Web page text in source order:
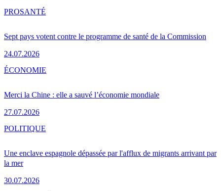
Sept pays votent contre le programme de santé de la Commission
24.07.2026
PROSANTÉ
Merci la Chine : elle a sauvé l’économie mondiale
27.07.2026
ÉCONOMIE
Une enclave espagnole dépassée par l'afflux de migrants arrivant par
la mer
30.07.2026
POLITIQUE